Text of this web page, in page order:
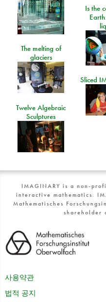
Is the
The melting of
glaciers
Sliced
Twelve Algebraic
Sculptures
IMAGINARY is a non-
interactive mathematics.
Mathematisches
shareholder
사용약관
법적 공지